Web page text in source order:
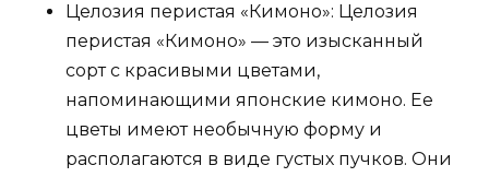
Целозия перистая «Кимоно»: Целозия
перистая «Кимоно» — это изысканный
сорт с красивыми цветами,
напоминающими японские кимоно. Ее
цветы имеют необычную форму и
располагаются в виде густых пучков. Они